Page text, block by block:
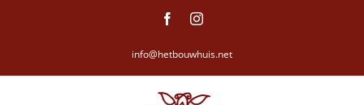
FacebookInstagram
info@hetbouwhuis.net